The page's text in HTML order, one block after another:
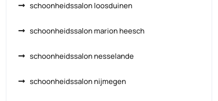
schoonheidssalon loosduinen
schoonheidssalon marion heesch
schoonheidssalon nesselande
schoonheidssalon nijmegen